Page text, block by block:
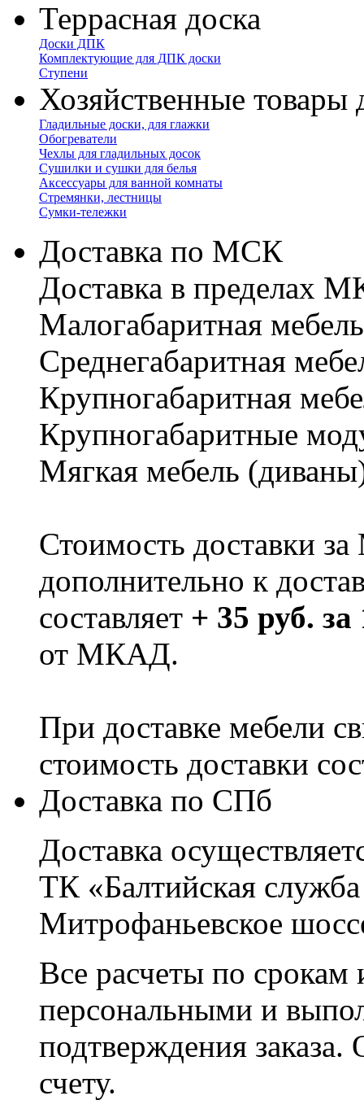
Террасная доска
Доски ДПК
Комплектующие для ДПК доски
Ступени
Хозяйственные товары
Гладильные доски, для глажки
Обогреватели
Чехлы для гладильных досок
Сушилки и сушки для белья
Аксессуары для ванной комнаты
Стремянки, лестницы
Сумки-тележки
Доставка по МСК
Доставка в пределах
Малогабаритная
Cреднегабаритная
Крупногабаритная
Крупногабаритные
Мягкая мебель
Стоимость доставки
дополнительно к
составляет + 35 руб.
от МКАД.
При доставке мебели
стоимость доставки
Доставка по СПб
Доставка
ТК «Балтийская
Митрофаньевское
Все расчеты по срокам
персональными и
подтверждения заказа.
счету.